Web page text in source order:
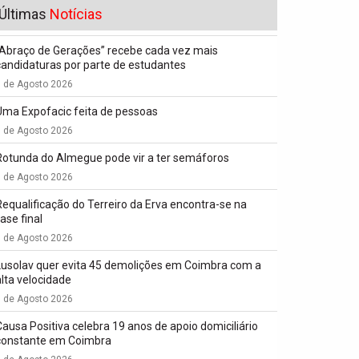
Notícias
de Gerações” recebe cada vez mais
por parte de estudantes
de Agosto 2026
Expofacic feita de pessoas
de Agosto 2026
do Almegue pode vir a ter semáforos
de Agosto 2026
do Terreiro da Erva encontra-se na
final
de Agosto 2026
quer evita 45 demolições em Coimbra com a
velocidade
de Agosto 2026
Positiva celebra 19 anos de apoio domiciliário
em Coimbra